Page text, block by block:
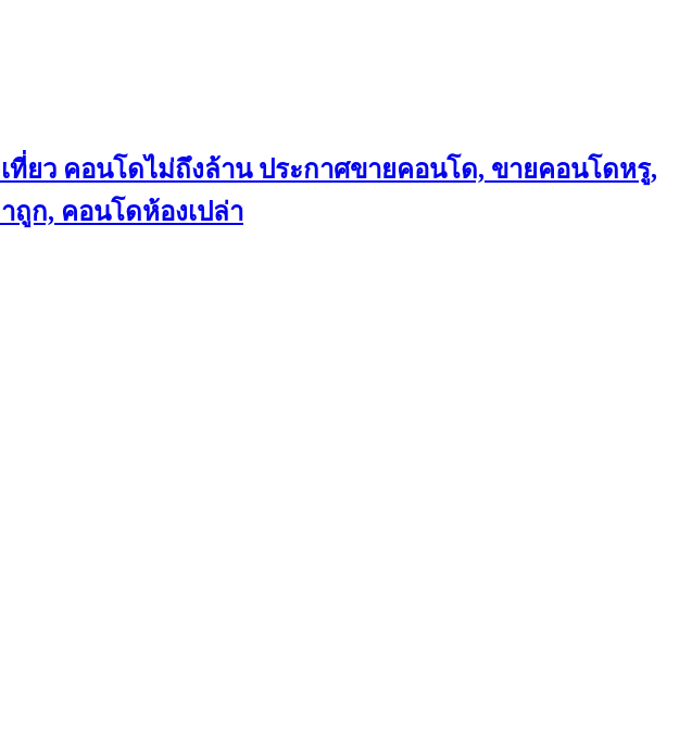
ที่ยว คอนโดไม่ถึงล้าน ประกาศขายคอนโด, ขายคอนโดหรู,
ถูก, คอนโดห้องเปล่า